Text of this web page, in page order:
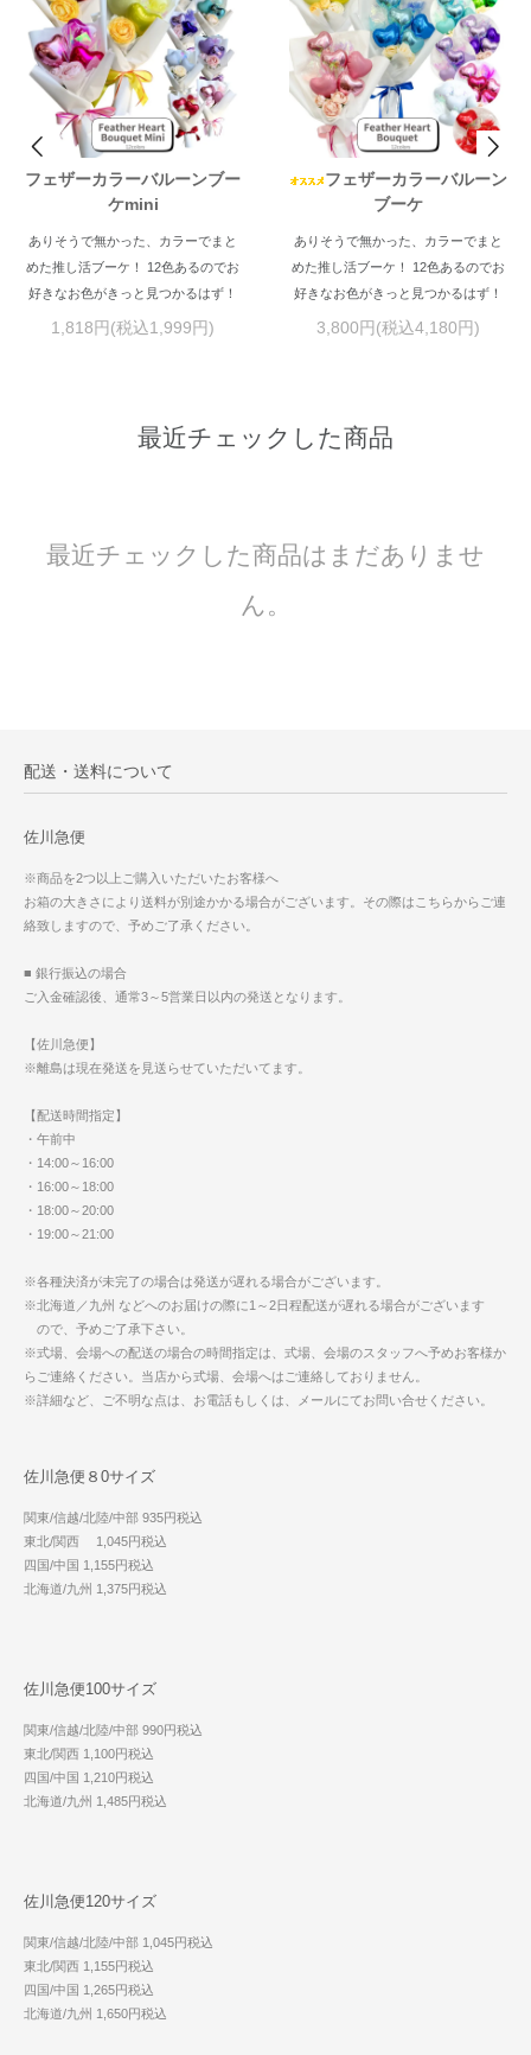
フェザーカラーバルーンブー
ケmini
ありそうで無かった、カラーでまと
めた推し活ブーケ！ 12色あるのでお
好きなお色がきっと見つかるはず！
1,818円(税込1,999円)
フェザーカラーバルーン
ブーケ
ありそうで無かった、カラーでまと
めた推し活ブーケ！ 12色あるのでお
好きなお色がきっと見つかるはず！
3,800円(税込4,180円)
最近チェックした商品
最近チェックした商品はまだありませ
ん。
配送・送料について
佐川急便
※商品を2つ以上ご購入いただいたお客様へ
お箱の大きさにより送料が別途かかる場合がございます。その際はこちらからご連
絡致しますので、予めご了承ください。
■ 銀行振込の場合
ご入金確認後、通常3～5営業日以内の発送となります。
【佐川急便】
※離島は現在発送を見送らせていただいてます。
【配送時間指定】
・午前中
・14:00～16:00
・16:00～18:00
・18:00～20:00
・19:00～21:00
※各種決済が未完了の場合は発送が遅れる場合がございます。
※北海道／九州 などへのお届けの際に1～2日程配送が遅れる場合がございます
ので、予めご了承下さい。
※式場、会場への配送の場合の時間指定は、式場、会場のスタッフへ予めお客様か
らご連絡ください。当店から式場、会場へはご連絡しておりません。
※詳細など、ご不明な点は、お電話もしくは、メールにてお問い合せください。
佐川急便８0サイズ
関東/信越/北陸/中部 935円税込
東北/関西 1,045円税込
四国/中国 1,155円税込
北海道/九州 1,375円税込
佐川急便100サイズ
関東/信越/北陸/中部 990円税込
東北/関西 1,100円税込
四国/中国 1,210円税込
北海道/九州 1,485円税込
佐川急便120サイズ
関東/信越/北陸/中部 1,045円税込
東北/関西 1,155円税込
四国/中国 1,265円税込
北海道/九州 1,650円税込